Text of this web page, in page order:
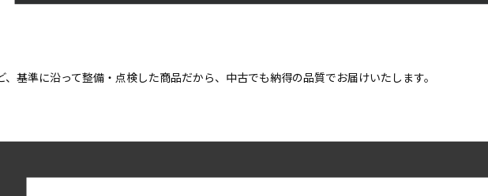
基準に沿って整備・点検した商品だから、中古でも納得の品質でお届けいたします。